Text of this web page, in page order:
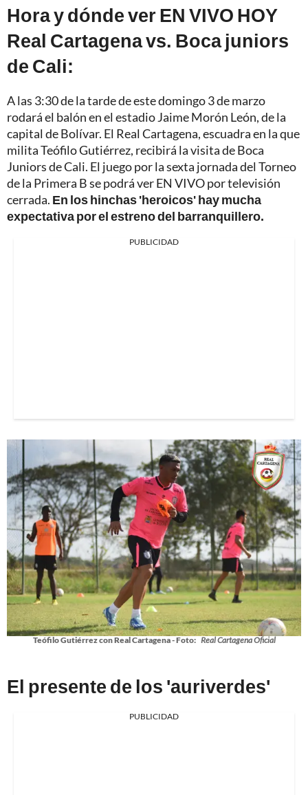
Hora y dónde ver EN VIVO HOY
Real Cartagena vs. Boca juniors
de Cali:
A las 3:30 de la tarde de este domingo 3 de marzo
rodará el balón en el estadio Jaime Morón León, de la
capital de Bolívar. El Real Cartagena, escuadra en la que
milita Teófilo Gutiérrez, recibirá la visita de Boca
Juniors de Cali. El juego por la sexta jornada del Torneo
de la Primera B se podrá ver EN VIVO por televisión
cerrada. En los hinchas 'heroicos' hay mucha
expectativa por el estreno del barranquillero.
PUBLICIDAD
Teófilo Gutiérrez con Real Cartagena - Foto: Real Cartagena Oficial
El presente de los 'auriverdes'
PUBLICIDAD